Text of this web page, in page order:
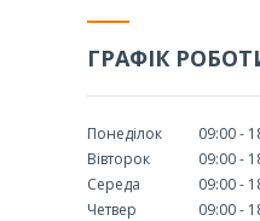
ГРАФІК
Понеділок 09:00
Вівторок
09:00
Середа
09:00
Четвер
09:00